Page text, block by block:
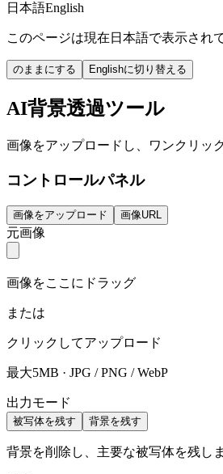
日本語English
このページは現在日本語で表示され
のままにする Englishに切り替える
AI背景透過ツール
画像をアップロードし、ワンクリッ
コントロールパネル
画像をアップロード 画像URL
元画像
画像をここにドラッグ
または
クリックしてアップロード
最大5MB · JPG / PNG / WebP
出力モード
被写体を残す 背景を残す
背景を削除し、主要な被写体を残し